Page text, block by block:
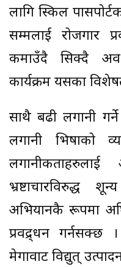
लागि स्किल
सम्मलाई रोजगार
कमाउँदै सिक्दै
कार्यक्रम यसका
साथै बढी लगानी
लगानी भिषाको
भ्रष्टाचारविरुद्ध
अभियानकै रूपमा
प्रवद्र्धन
मेगावाट विद्युत्